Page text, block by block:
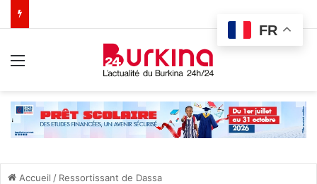
Accueil / Ressortissant de Dassa
FR